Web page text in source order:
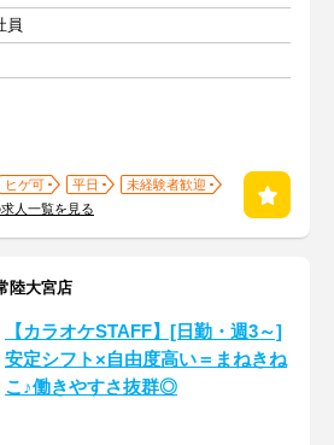
員
ヒゲ可 平日
未経験者歓迎
人一覧を見る
陸大宮店
【カラオケSTAFF】[日勤・週3～]
安定シフト×自由度高い＝まねきね
こ♪働きやすさ抜群◎